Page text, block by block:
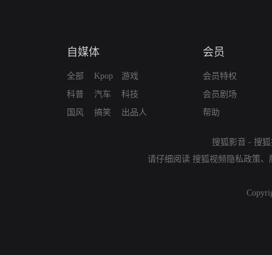
自媒体
全部
科普
国风
Kpop
汽车
搞笑
游戏
科技
出品人
会员
会员特权
会员剧场
帮助
搜狐影音 - 搜
请仔细阅读 搜狐视频隐私政策、